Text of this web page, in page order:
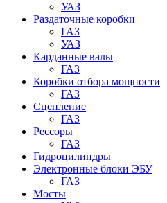
УАЗ
Раздаточные коробки
ГАЗ
УАЗ
Карданные валы
ГАЗ
Коробки отбора мощности
ГАЗ
Сцепление
ГАЗ
Рессоры
ГАЗ
Гидроцилиндры
Электронные блоки ЭБУ
ГАЗ
Мосты